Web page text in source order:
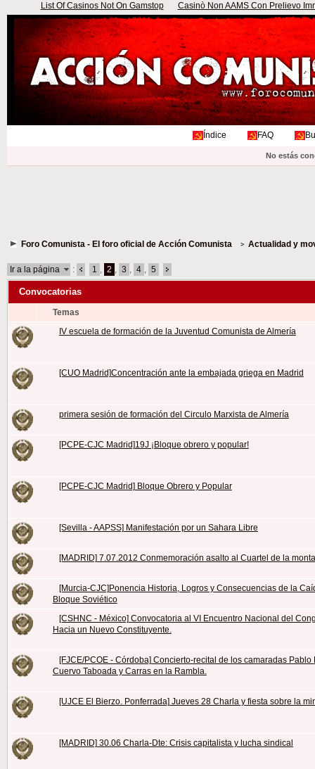
List Of Casinos Not On Gamstop Casinò Non AAMS Con Prelievo
Índice FAQ
No estás
Foro Comunista - El foro oficial de Acción Comunista Actualidad y
Ir a la página : 1 2 3 4 5
Convocatorias
Temas
IV escuela de formación de la Juventud Comunista de Almería
[CUO Madrid]Concentración ante la embajada griega en Madrid
primera sesión de formación del Circulo Marxista de Almería
[PCPE-CJC Madrid]19J ¡Bloque obrero y popular!
[PCPE-CJC Madrid] Bloque Obrero y Popular
[Sevilla - AAPSS] Manifestación por un Sahara Libre
[MADRID] 7.07.2012 Conmemoración asalto al Cuartel de la
[Murcia-CJC]Ponencia Historia, Logros y Consecuencias de la
Bloque Soviético
[CSHNC - México] Convocatoria al VI Encuentro Nacional del
Hacia un Nuevo Constituyente.
[FJCE/PCOE - Córdoba] Concierto-recital de los camaradas Pablo
Cuervo Taboada y Carras en la Rambla.
[UJCE El Bierzo. Ponferrada] Jueves 28 Charla y fiesta sobre la
[MADRID] 30.06 Charla-Dte: Crisis capitalista y lucha sindical